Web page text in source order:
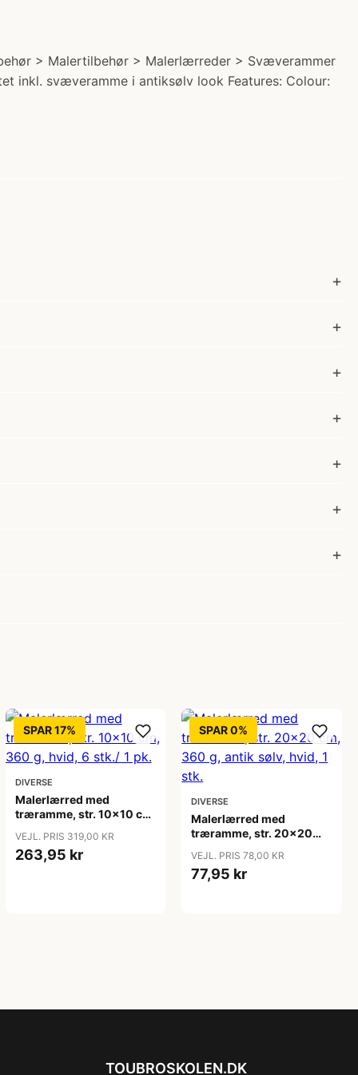
> Malertilbehør > Malerlærreder > Svæverammer
inkl. svæveramme i antiksølv look Features: Colour:
SPAR 17%
DIVERSE
Malerlærred med
træramme, str. 10x10 cm,
VEJL. PRIS 319,00 KR
263,95 kr
SPAR 0%
DIVERSE
Malerlærred med
træramme, str. 20x20
hvid, 1 stk.
VEJL. PRIS 78,00 KR
77,95 kr
TOUBROSKOLEN.DK